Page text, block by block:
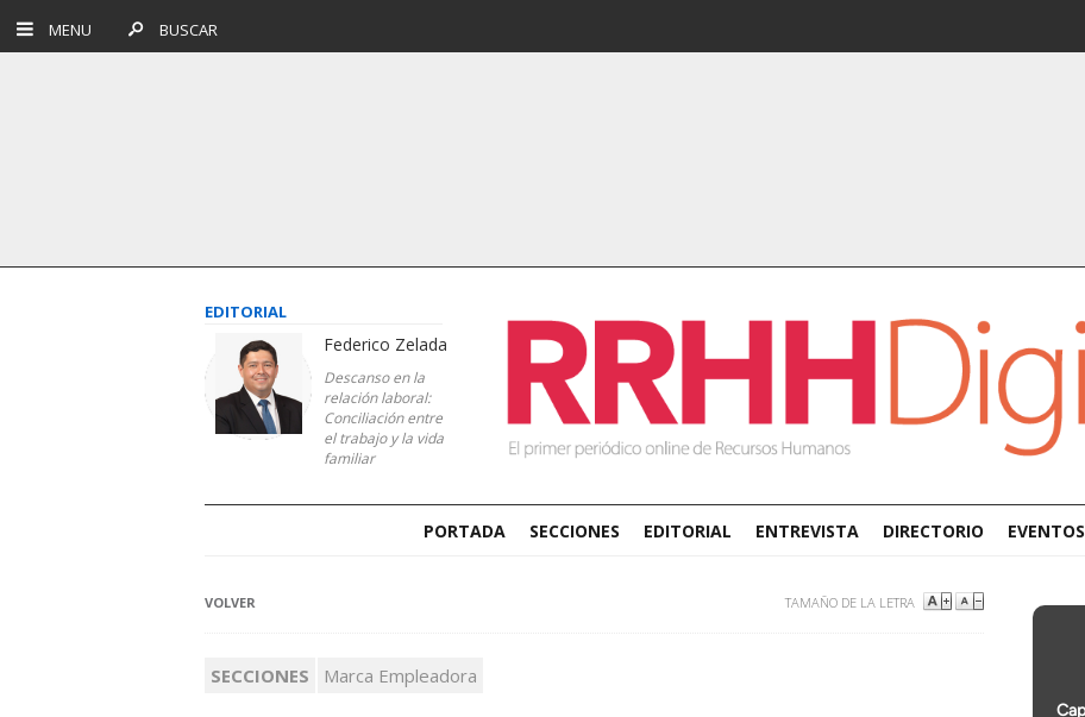
MENU BUSCAR
EDITORIAL
Federico Zelada
Descanso en la
relación laboral:
Conciliación entre
el trabajo y la vida
familiar
PORTADA SECCIONES EDITORIAL ENTREVISTA DIRECTORIO EVENTOS
VOLVER TAMAÑO DE LA LETRA
SECCIONES Marca Empleadora